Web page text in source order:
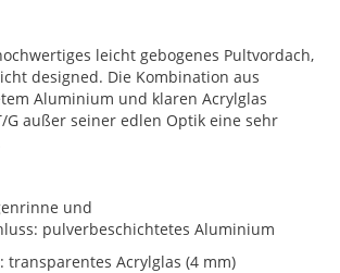
leicht gebogenes Pultvordach,
designed. Die Kombination aus
Aluminium und klaren Acrylglas
G außer seiner edlen Optik eine sehr
und
pulverbeschichtetes Aluminium
transparentes Acrylglas (4 mm)